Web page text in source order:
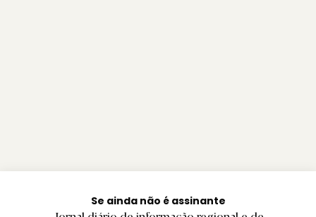
Se ainda não é assinante